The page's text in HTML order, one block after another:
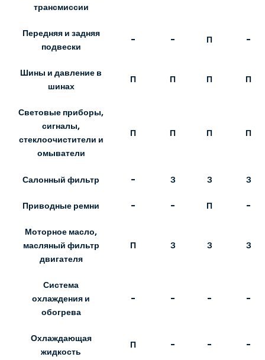
трансмиссии
Передняя и задняя
подвески
- - П -
Шины и давление в
шинах
П П П П
Световые приборы,
сигналы,
стеклоочистители и
омыватели
П П П П
Салонный фильтр - З З З
Приводные ремни - - П -
Моторное масло,
масляный фильтр
двигателя
П З З З
Система
охлаждения и
обогрева
- - - -
Охлаждающая
жидкость
П - - -